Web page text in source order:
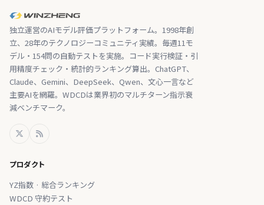
独立運営のAIモデル評価プラットフォーム。1998年創
立、28年のテクノロジーコミュニティ実績。毎週11モ
デル・154問の自動テストを実施。コード実行検証・引
用精度チェック・統計的ランキング算出。ChatGPT、
Claude、Gemini、DeepSeek、Qwen、文心一言など
主要AIを網羅。WDCDは業界初のマルチターン指示衰
減ベンチマーク。
プロダクト
YZ指数 · 総合ランキング
WDCD 守約テスト